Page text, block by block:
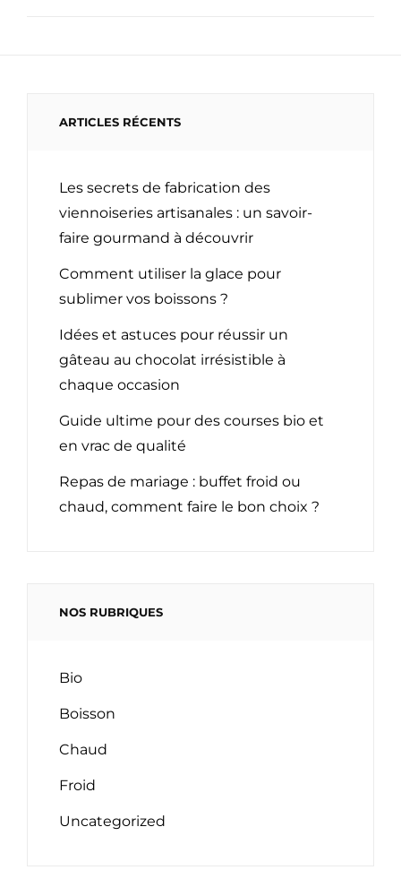
ARTICLES RÉCENTS
Les secrets de fabrication des
viennoiseries artisanales : un savoir-
faire gourmand à découvrir
Comment utiliser la glace pour
sublimer vos boissons ?
Idées et astuces pour réussir un
gâteau au chocolat irrésistible à
chaque occasion
Guide ultime pour des courses bio et
en vrac de qualité
Repas de mariage : buffet froid ou
chaud, comment faire le bon choix ?
NOS RUBRIQUES
Bio
Boisson
Chaud
Froid
Uncategorized